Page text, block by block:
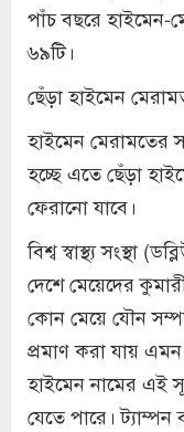
পাঁচ বছরে হাইমেন-
৬৯টি।
ছেঁড়া হাইমেন
হাইমেন মেরামতের
হচ্ছে এতে ছেঁড়া
ফেরানো যাবে।
বিশ্ব স্বাস্থ্য সংস্থা
দেশে মেয়েদের
কোন মেয়ে যৌন
প্রমাণ করা যায়
হাইমেন নামের এই
যেতে পারে।